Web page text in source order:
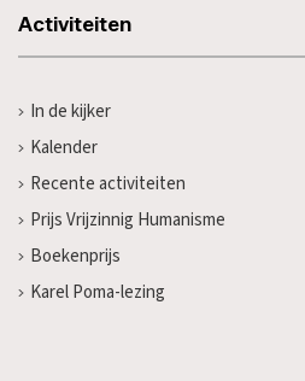
Activiteiten
In de kijker
Kalender
Recente activiteiten
Prijs Vrijzinnig Humanisme
Boekenprijs
Karel Poma-lezing